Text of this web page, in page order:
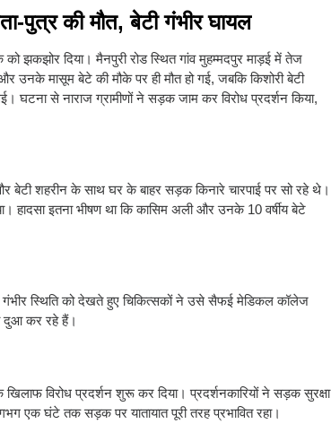
पुत्र की मौत, बेटी गंभीर घायल
झकझोर दिया। मैनपुरी रोड स्थित गांव मुहम्मदपुर माड़ई में तेज
उनके मासूम बेटे की मौके पर ही मौत हो गई, जबकि किशोरी बेटी
से नाराज ग्रामीणों ने सड़क जाम कर विरोध प्रदर्शन किया,
शहरीन के साथ घर के बाहर सड़क किनारे चारपाई पर सो रहे थे।
हादसा इतना भीषण था कि कासिम अली और उनके 10 वर्षीय बेटे
गंभीर स्थिति को देखते हुए चिकित्सकों ने उसे सैफई मेडिकल कॉलेज
दुआ कर रहे हैं।
विरोध प्रदर्शन शुरू कर दिया। प्रदर्शनकारियों ने सड़क सुरक्षा
एक घंटे तक सड़क पर यातायात पूरी तरह प्रभावित रहा।